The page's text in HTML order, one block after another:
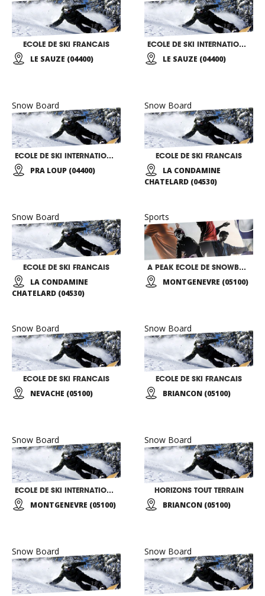
ECOLE DE SKI FRANCAIS
LE SAUZE (04400)
ECOLE DE SKI INTERNATIONALE
LE SAUZE (04400)
Snow Board
ECOLE DE SKI INTERNATIONALE
PRA LOUP (04400)
Snow Board
ECOLE DE SKI FRANCAIS
LA CONDAMINE
CHATELARD (04530)
Snow Board
ECOLE DE SKI FRANCAIS
LA CONDAMINE
CHATELARD (04530)
Sports
A PEAK ECOLE DE SNOWBOARD ET DE SKI
MONTGENEVRE (05100)
Snow Board
ECOLE DE SKI FRANCAIS
NEVACHE (05100)
Snow Board
ECOLE DE SKI FRANCAIS
BRIANCON (05100)
Snow Board
ECOLE DE SKI INTERNATIONALE
MONTGENEVRE (05100)
Snow Board
HORIZONS TOUT TERRAIN
BRIANCON (05100)
Snow Board Snow Board